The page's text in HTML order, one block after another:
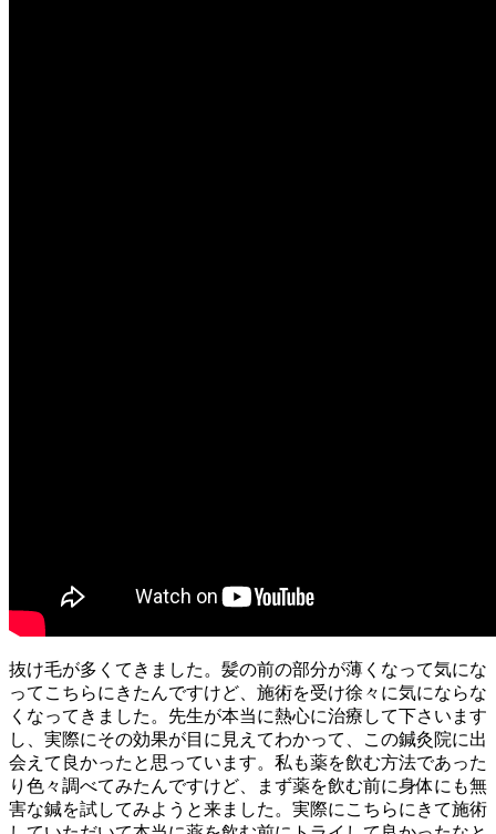
抜け毛が多くてきました。髪の前の部分が薄くなって気にな
ってこちらにきたんですけど、施術を受け徐々に気にならな
くなってきました。先生が本当に熱心に治療して下さいます
し、実際にその効果が目に見えてわかって、この鍼灸院に出
会えて良かったと思っています。私も薬を飲む方法であった
り色々調べてみたんですけど、まず薬を飲む前に身体にも無
害な鍼を試してみようと来ました。実際にこちらにきて施術